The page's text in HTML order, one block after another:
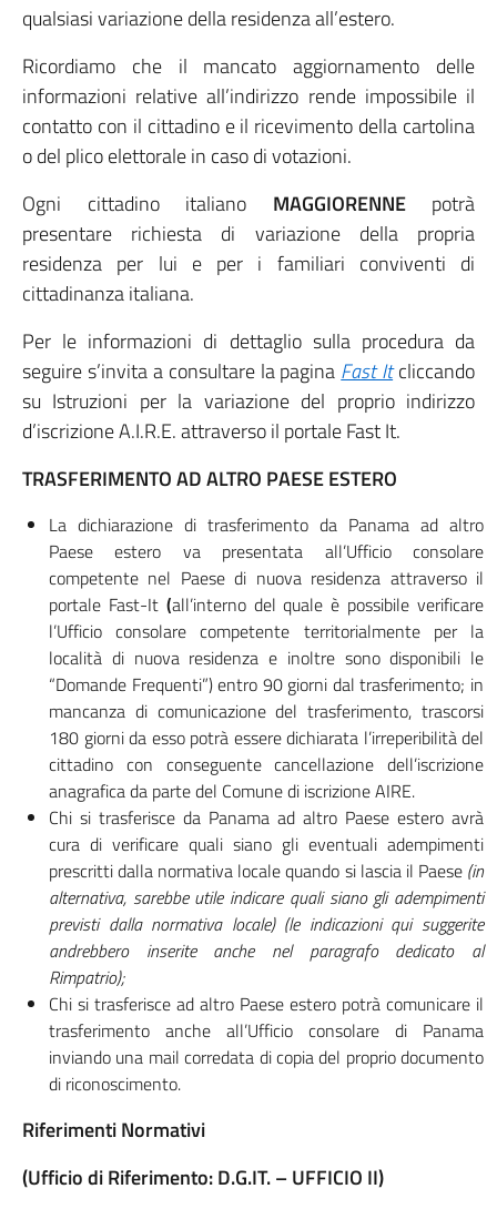
qualsiasi variazione della residenza all’estero.
Ricordiamo che il mancato aggiornamento delle
informazioni relative all’indirizzo rende impossibile il
contatto con il cittadino e il ricevimento della cartolina
o del plico elettorale in caso di votazioni.
Ogni cittadino italiano MAGGIORENNEpotrà
presentare richiesta di variazione della propria
residenza per lui e per i familiari conviventi di
cittadinanza italiana.
Per le informazioni di dettaglio sulla procedura da
seguire s’invita a consultare la pagina Fast Itcliccando
su Istruzioni per la variazione del proprio indirizzo
d’iscrizione A.I.R.E. attraverso il portale Fast It.
TRASFERIMENTO AD ALTRO PAESE ESTERO
La dichiarazione di trasferimento da Panama ad altro
Paese estero va presentata all’Ufficio consolare
competente nel Paese di nuova residenza attraverso il
portale Fast-It (all’interno del quale è possibile verificare
l’Ufficio consolare competente territorialmente per la
località di nuova residenza e inoltre sono disponibili le
“Domande Frequenti”) entro 90 giorni dal trasferimento; in
mancanza di comunicazione del trasferimento, trascorsi
180 giorni da esso potrà essere dichiarata l’irreperibilità del
cittadino con conseguente cancellazione dell’iscrizione
anagrafica da parte del Comune di iscrizione AIRE.
Chi si trasferisce da Panama ad altro Paese estero avrà
cura di verificare quali siano gli eventuali adempimenti
prescritti dalla normativa locale quando si lascia il Paese (in
alternativa, sarebbe utile indicare quali siano gli adempimenti
previsti dalla normativa locale) (le indicazioni qui suggerite
andrebbero inserite anche nel paragrafo dedicato al
Rimpatrio);
Chi si trasferisce ad altro Paese estero potrà comunicare il
trasferimento anche all’Ufficio consolare di Panama
inviando una mail corredata di copia del proprio documento
di riconoscimento.
Riferimenti Normativi
(Ufficio di Riferimento: D.G.IT. – UFFICIO II)